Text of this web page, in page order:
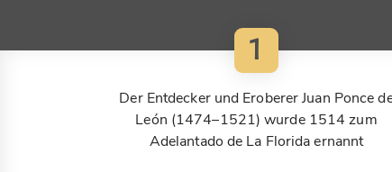
1
Der Entdecker und Eroberer Juan Ponce
León (1474–1521) wurde 1514 zum
Adelantado de La Florida ernannt